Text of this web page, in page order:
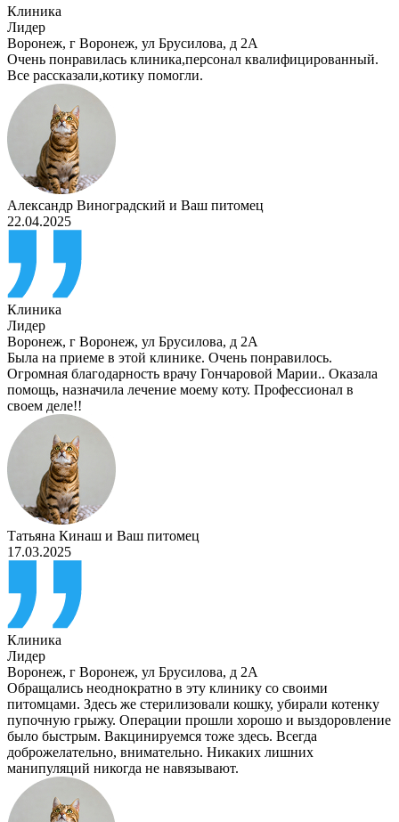
Клиника
Лидер
Воронеж, г Воронеж, ул Брусилова, д 2А
Очень понравилась клиника,персонал квалифицированный.
Все рассказали,котику помогли.
Александр Виноградский и Ваш питомец
22.04.2025
Клиника
Лидер
Воронеж, г Воронеж, ул Брусилова, д 2А
Была на приеме в этой клинике. Очень понравилось.
Огромная благодарность врачу Гончаровой Марии.. Оказала
помощь, назначила лечение моему коту. Профессионал в
своем деле!!
Татьяна Кинаш и Ваш питомец
17.03.2025
Клиника
Лидер
Воронеж, г Воронеж, ул Брусилова, д 2А
Обращались неоднократно в эту клинику со своими
питомцами. Здесь же стерилизовали кошку, убирали котенку
пупочную грыжу. Операции прошли хорошо и выздоровление
было быстрым. Вакцинируемся тоже здесь. Всегда
доброжелательно, внимательно. Никаких лишних
манипуляций никогда не навязывают.